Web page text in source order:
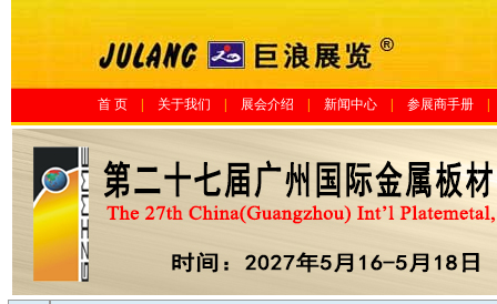
首 页 关于我们 展会介绍 新闻中心 参展商手册|